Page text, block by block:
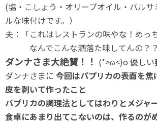
(塩・こしょう・オリーブオイル・バル
ルな味付けです。）
夫：「これはレストランの味やな！めっ
なんでこんな洒落た味してんの？
ダンナさま大絶賛！！ (*>ω<)o 優しい
ダンナさまに 今回はパプリカの表面を焦
皮を剥いて作ったこと
パプリカの調理法としてはわりとメジャ
食卓にあまり出てこないのは、作るのが